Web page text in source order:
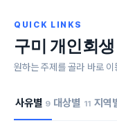
QUICK LINKS
구미 개인회생
원하는 주제를 골라 바로 이
사유별 9 대상별 11 지역